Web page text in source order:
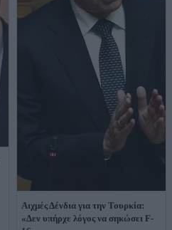
Αιχμές Δένδια για την Τουρκία:
«Δεν υπήρχε λόγος να σηκώσει F-